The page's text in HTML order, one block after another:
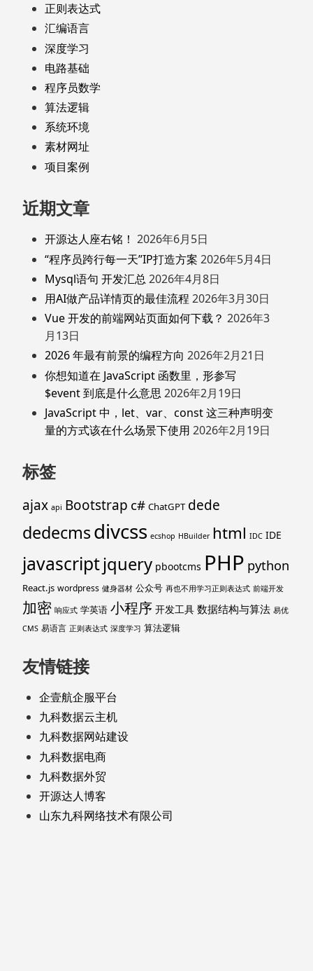
正则表达式
汇编语言
深度学习
电路基础
程序员数学
算法逻辑
系统环境
素材网址
项目案例
近期文章
开源达人座右铭！ 2026年6月5日
“程序员跨行每一天”IP打造方案 2026年5月4日
Mysql语句 开发汇总 2026年4月8日
用AI做产品详情页的最佳流程 2026年3月30日
Vue 开发的前端网站页面如何下载？ 2026年3
月13日
2026 年最有前景的编程方向 2026年2月21日
你想知道在 JavaScript 函数里，形参写
$event 到底是什么意思 2026年2月19日
JavaScript 中，let、var、const 这三种声明变
量的方式该在什么场景下使用 2026年2月19日
标签
ajax api Bootstrap c# ChatGPT dede
dedecmsdivcss ecshop HBuilder html IDC IDE
javascriptjquery pbootcms PHP python
React.js wordpress 健身器材 公众号 再也不用学习正则表达式 前端开发
加密 响应式 学英语 小程序 开发工具 数据结构与算法 易优
CMS 易语言 正则表达式 深度学习 算法逻辑
友情链接
企壹航企服平台
九科数据云主机
九科数据网站建设
九科数据电商
九科数据外贸
开源达人博客
山东九科网络技术有限公司